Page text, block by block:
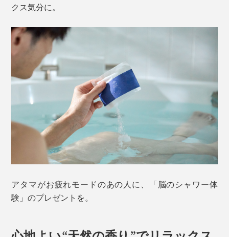
クス気分に。
アタマがお疲れモードのあの人に、「脳のシャワー体
験」のプレゼントを。